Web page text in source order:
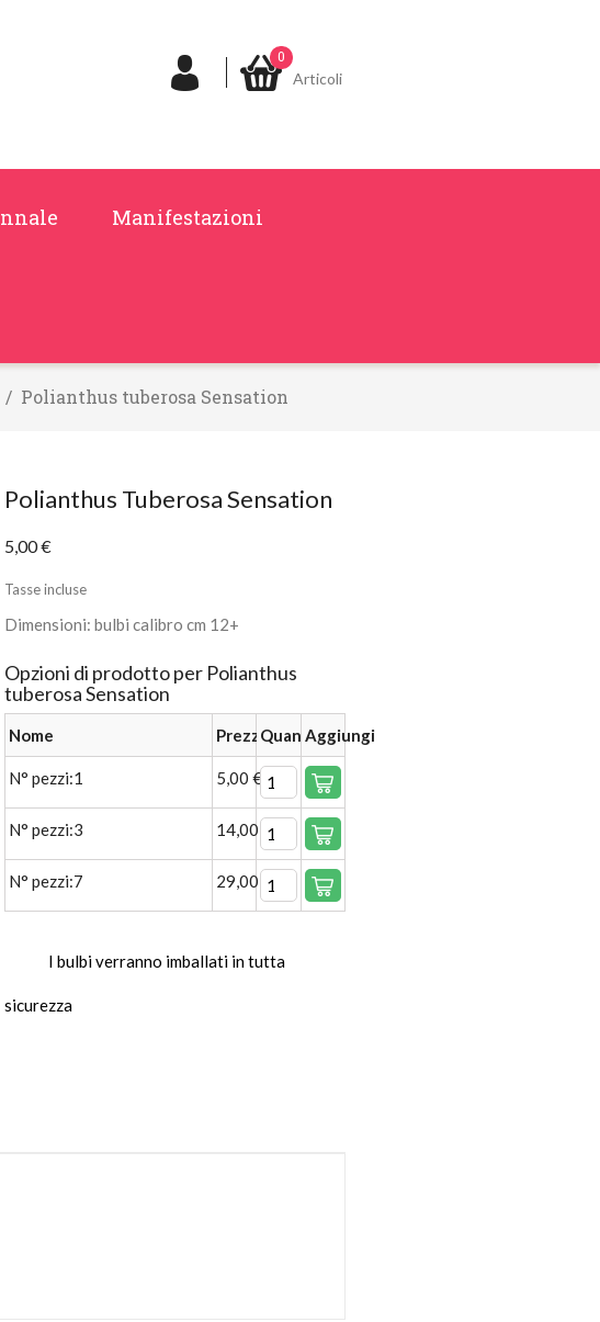
0
Articoli
Manifestazioni
Polianthus tuberosa Sensation
Polianthus Tuberosa Sensation
5,00 €
Tasse incluse
Dimensioni: bulbi calibro cm 12+
Opzioni di prodotto per Polianthus
tuberosa Sensation
Nome PrezzoQuantitàAggiungi
N° pezzi:1 5,00 €
N° pezzi:3 14,00 €
N° pezzi:7 29,00 €
I bulbi verranno imballati in tutta
sicurezza